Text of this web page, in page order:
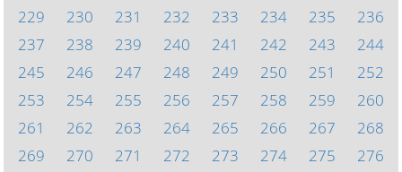
229
230 231 232 233 234 235
236
237
238 239 240 241 242 243
244
245
246 247 248 249 250 251
252
253
254 255 256 257 258 259
260
261
262 263 264 265 266 267
268
269
270 271 272 273 274 275
276